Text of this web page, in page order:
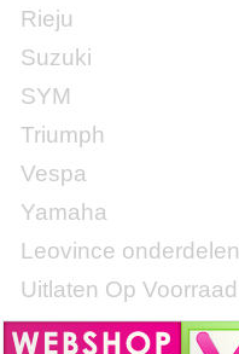
Rieju
Suzuki
SYM
Triumph
Vespa
Yamaha
Leovince onderdelen
Uitlaten Op Voorraad